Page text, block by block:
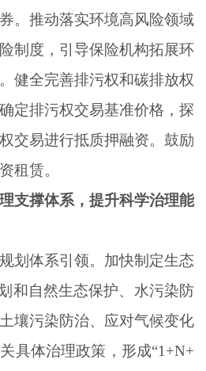
。推动落实环境高风险领域
制度，引导保险机构拓展环
健全完善排污权和碳排放权
定排污权交易基准价格，探
交易进行抵质押融资。鼓励
租赁。
支撑体系，提升科学治理能
划体系引领。加快制定生态
和自然生态保护、水污染防
壤污染防治、应对气候变化
具体治理政策，形成“1+N+